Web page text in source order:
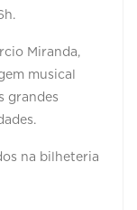
Miranda,
musical
grandes
na bilheteria